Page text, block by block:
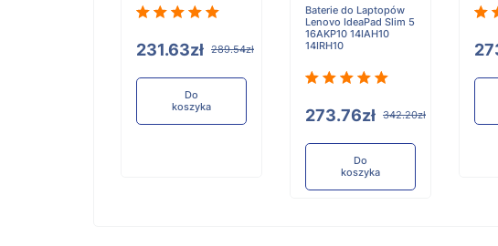
231.63zł 289.54zł
Do
koszyka
Baterie do Laptopów
Lenovo IdeaPad Slim 5
16AKP10 14IAH10
14IRH10
273.76zł 342.20zł
Do
koszyka